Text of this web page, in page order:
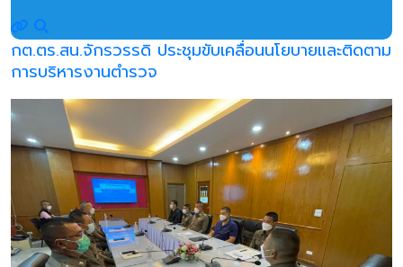
กต.ตร.สน.จักรวรรดิ ประชุมขับเคลื่อนนโยบายและติดตาม
การบริหารงานตำรวจ